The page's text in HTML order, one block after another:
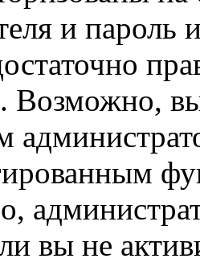
и пароль
Возможно,
вы не